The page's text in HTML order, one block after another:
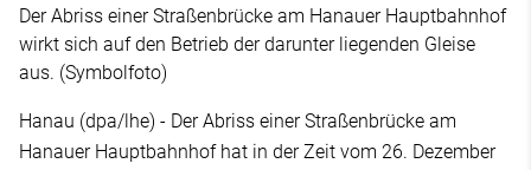
Der Abriss einer Straßenbrücke am Hanauer Hauptbahnhof
wirkt sich auf den Betrieb der darunter liegenden Gleise
aus. (Symbolfoto)
Hanau (dpa/lhe) - Der Abriss einer Straßenbrücke am
Hanauer Hauptbahnhof hat in der Zeit vom 26. Dezember